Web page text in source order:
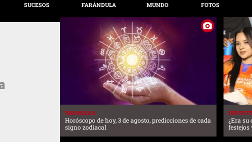
SUCESOS
FARÁNDULA
MUNDO
FOTOS
FARANDULA
Horóscopo de hoy, 3 de agosto, predicciones de cada
signo zodiacal
¿Era su
festejos